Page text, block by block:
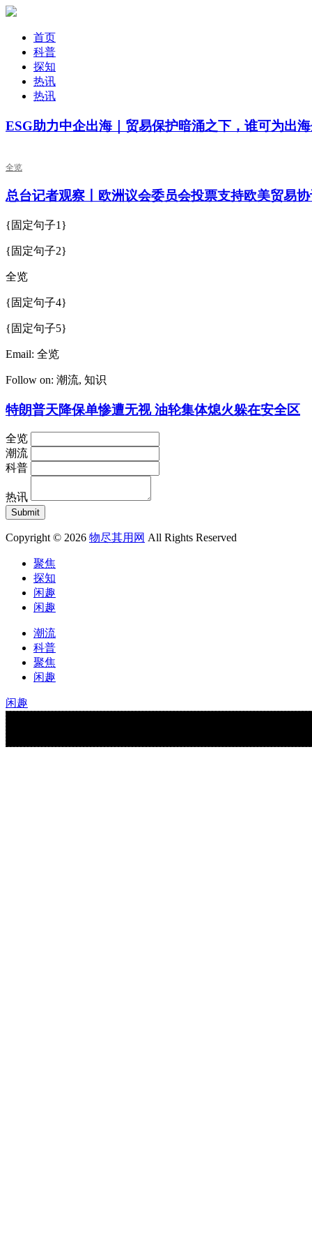
首页
科普
探知
热讯
热讯
ESG助力中企出海｜贸易保护暗涌之下，谁可为出
全览
总台记者观察丨欧洲议会委员会投票支持欧美贸易
{固定句子1}
{固定句子2}
全览
{固定句子4}
{固定句子5}
Email: 全览
Follow on: 潮流, 知识
特朗普天降保单惨遭无视 油轮集体熄火躲在安全区
全览
潮流
科普
热讯
Copyright © 2026 物尽其用网 All Rights Reserved
聚焦
探知
闲趣
闲趣
潮流
科普
聚焦
闲趣
闲趣